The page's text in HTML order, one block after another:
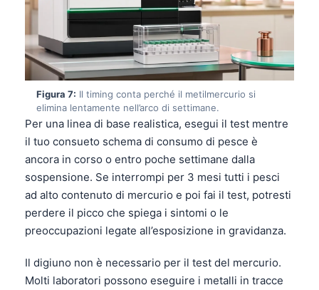
Figura 7: Il timing conta perché il metilmercurio si
elimina lentamente nell’arco di settimane.
Per una linea di base realistica, esegui il test mentre
il tuo consueto schema di consumo di pesce è
ancora in corso o entro poche settimane dalla
sospensione. Se interrompi per 3 mesi tutti i pesci
ad alto contenuto di mercurio e poi fai il test, potresti
perdere il picco che spiega i sintomi o le
preoccupazioni legate all’esposizione in gravidanza.
Il digiuno non è necessario per il test del mercurio.
Molti laboratori possono eseguire i metalli in tracce
Română
简体中文
فارسی
Български
Nederlands
हिन्दी
Bahasa Indonesia
Հայերեն
Íslenska
Српски језик
Svenska